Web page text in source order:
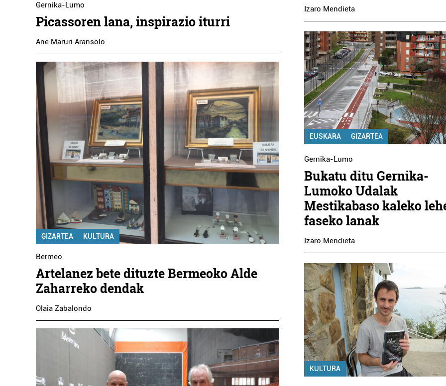
Gernika-Lumo
Picassoren lana, inspirazio iturri
Ane Maruri Aransolo
GIZARTEA KULTURA
Bermeo
Artelanez bete dituzte Bermeoko Alde
Zaharreko dendak
Olaia Zabalondo
Izaro Mendieta
EUSKARA GIZARTEA
Gernika-Lumo
Bukatu ditu Gernika-
Lumoko Udalak
Mestikabaso kaleko
faseko lanak
Izaro Mendieta
KULTURA